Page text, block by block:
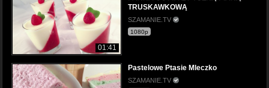
01:41
TRUSKAWKOWĄ
SZAMANIE.TV
1080p
Pastelowe Ptasie Mleczko
SZAMANIE.TV